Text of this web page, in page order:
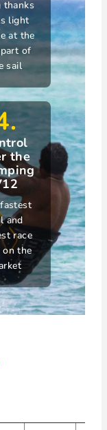
thanks
light
at the
of
sail
the
and
race
on the